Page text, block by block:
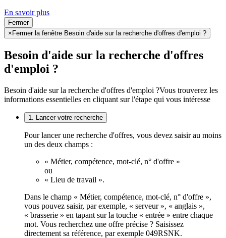
En savoir plus
Fermer
× Fermer la fenêtre Besoin d'aide sur la recherche d'offres d'emploi ?
Besoin d'aide sur la recherche d'offres
d'emploi ?
Besoin d'aide sur la recherche d'offres d'emploi ?Vous trouverez les
informations essentielles en cliquant sur l'étape qui vous intéresse
1. Lancer votre recherche
Pour lancer une recherche d'offres, vous devez saisir au moins
un des deux champs :
« Métier, compétence, mot-clé, n° d'offre »
ou
« Lieu de travail ».
Dans le champ « Métier, compétence, mot-clé, n° d'offre »,
vous pouvez saisir, par exemple, « serveur », « anglais »,
« brasserie » en tapant sur la touche « entrée » entre chaque
mot. Vous recherchez une offre précise ? Saisissez
directement sa référence, par exemple 049RSNK.